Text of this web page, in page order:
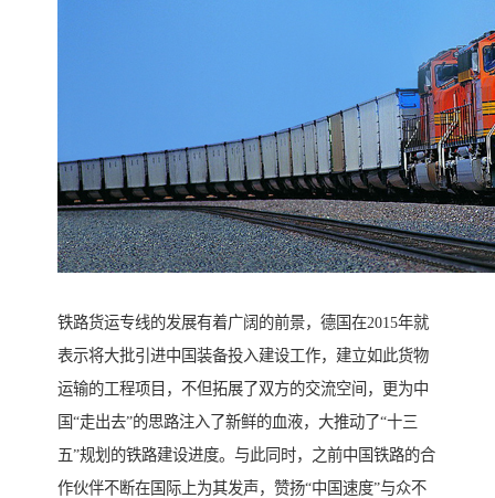
铁路货运专线的发展有着广阔的前景，德国在2015年就
表示将大批引进中国装备投入建设工作，建立如此货物
运输的工程项目，不但拓展了双方的交流空间，更为中
国“走出去”的思路注入了新鲜的血液，大推动了“十三
五”规划的铁路建设进度。与此同时，之前中国铁路的合
作伙伴不断在国际上为其发声，赞扬“中国速度”与众不